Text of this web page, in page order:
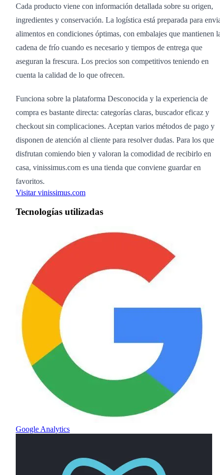
Cada producto viene con información detallada sobre su origen,
ingredientes y conservación. La logística está preparada para
alimentos en condiciones óptimas, con embalajes que mantienen
cadena de frío cuando es necesario y tiempos de entrega que
aseguran la frescura. Los precios son competitivos teniendo en
cuenta la calidad de lo que ofrecen.
Funciona sobre la plataforma Desconocida y la experiencia de
compra es bastante directa: categorías claras, buscador eficaz y
checkout sin complicaciones. Aceptan varios métodos de pago y
disponen de atención al cliente para resolver dudas. Para los que
disfrutan comiendo bien y valoran la comodidad de recibirlo en
casa, vinissimus.com es una tienda que conviene guardar en
favoritos.
Visitar vinissimus.com
Tecnologías utilizadas
Google Analytics